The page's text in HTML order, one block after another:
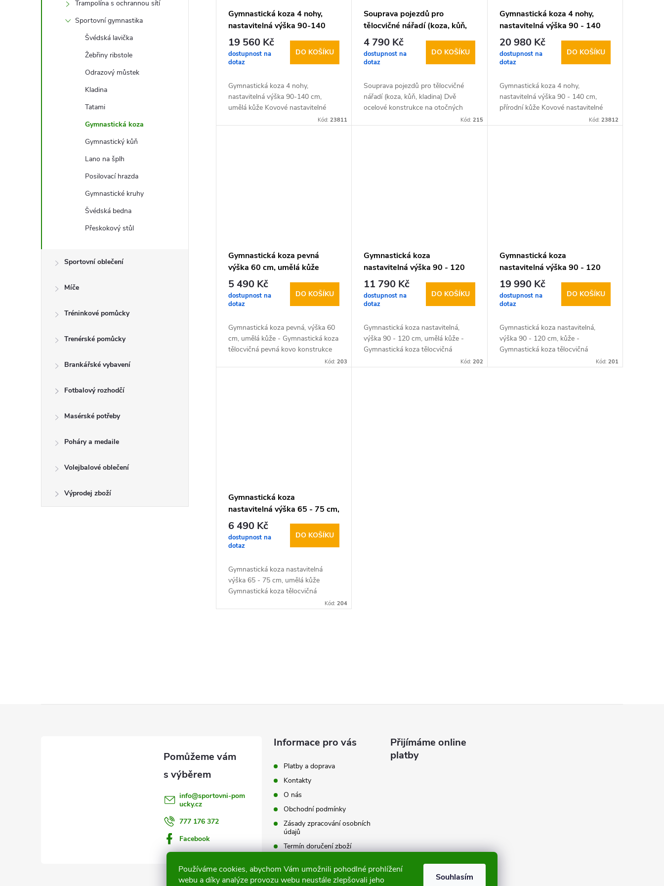
Používáme cookies, abychom Vám umožnili pohodlné prohlížení
webu a díky analýze provozu webu neustále zlepšovali jeho
Souhlasím
Trampolína s ochrannou sítí
Sportovní gymnastika
Švédská lavička
Žebřiny ribstole
Odrazový můstek
Kladina
Tatami
Gymnastická koza
Gymnastický kůň
Lano na šplh
Posilovací hrazda
Gymnastické kruhy
Švédská bedna
Přeskokový stůl
Sportovní oblečení
Míče
Tréninkové pomůcky
Trenérské pomůcky
Brankářské vybavení
Fotbalový rozhodčí
Masérské potřeby
Poháry a medaile
Volejbalové oblečení
Výprodej zboží
Gymnastická koza 4 nohy,
nastavitelná výška 90-140
cm, umělá kůže
19 560 Kč
dostupnost na
dotaz
DO KOŠÍKU
Gymnastická koza 4 nohy,
nastavitelná výška 90-140 cm,
umělá kůže Kovové nastavitelné
nohy (4 nohy s kopyty) + čalouněný
Kód:23811
Souprava pojezdů pro
tělocvičné nářadí (koza, kůň,
kladina)
4 790 Kč
dostupnost na
dotaz
DO KOŠÍKU
Souprava pojezdů pro tělocvičné
nářadí (koza, kůň, kladina) Dvě
ocelové konstrukce na otočných
Kód: 215
Gymnastická koza 4 nohy,
nastavitelná výška 90 - 140
cm, přírodní kůže
20 980 Kč
dostupnost na
dotaz
DO KOŠÍKU
Gymnastická koza 4 nohy,
nastavitelná výška 90 - 140 cm,
přírodní kůže Kovové nastavitelné
nohy (4 nohy s kopyty) + čalouněný
Kód: 23812
Gymnastická koza pevná
výška 60 cm, umělá kůže
5 490 Kč
dostupnost na
dotaz
DO KOŠÍKU
Gymnastická koza pevná, výška 60
cm, umělá kůže - Gymnastická koza
tělocvičná pevná kovo konstrukce
pevná výška 60 cm - gumové krytky
Kód:203
Gymnastická koza
nastavitelná výška 90 - 120
cm, umělá kůže
11 790 Kč
dostupnost na
dotaz
DO KOŠÍKU
Gymnastická koza nastavitelná,
výška 90 - 120 cm, umělá kůže -
Gymnastická koza tělocvičná
nastavitelná kovové nastavitelnéKód: 202
Gymnastická koza
nastavitelná výška 90 - 120
cm, kůže
19 990 Kč
dostupnost na
dotaz
DO KOŠÍKU
Gymnastická koza nastavitelná,
výška 90 - 120 cm, kůže -
Gymnastická koza tělocvičná
nastavitelná kovové nastavitelnéKód: 201
Gymnastická koza
nastavitelná výška 65 - 75 cm,
umělá kůže
6 490 Kč
dostupnost na
dotaz
DO KOŠÍKU
Gymnastická koza nastavitelná
výška 65 - 75 cm, umělá kůže
Gymnastická koza tělocvičná
nastavitelná kovo konstrukce nast.
Kód:204
á
c
p
r
v
k
info@sportovni-pom
ucky.cz
777 176 372
Facebook
Informace pro vás
Platby a doprava
Kontakty
O nás
Obchodní podmínky
Zásady zpracování osobních
údajů
Termín doručení zboží
Tabulky velikostí
Přijímáme online
platby